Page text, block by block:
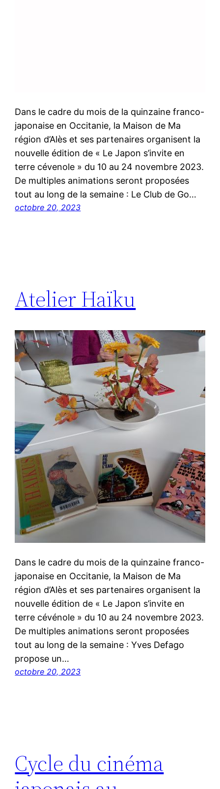
Dans le cadre du mois de la quinzaine franco-
japonaise en Occitanie, la Maison de Ma
région d’Alès et ses partenaires organisent la
nouvelle édition de « Le Japon s’invite en
terre cévenole » du 10 au 24 novembre 2023.
De multiples animations seront proposées
tout au long de la semaine : Le Club de Go…
octobre 20, 2023
Atelier Haïku
Dans le cadre du mois de la quinzaine franco-
japonaise en Occitanie, la Maison de Ma
région d’Alès et ses partenaires organisent la
nouvelle édition de « Le Japon s’invite en
terre cévénole » du 10 au 24 novembre 2023.
De multiples animations seront proposées
tout au long de la semaine : Yves Defago
propose un…
octobre 20, 2023
Cycle du cinéma